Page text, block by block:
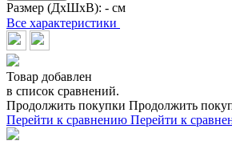
Размер (ДхШхВ): - см
Все характеристики
Товар добавлен
в список сравнений.
Продолжить покупки Продолжить
Перейти к сравнению Перейти к